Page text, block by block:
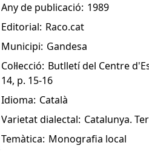
Any de publicació: 1989
Editorial: Raco.cat
Municipi: Gandesa
Col·lecció: Butlletí del Centre
14, p. 15-16
Idioma: Català
Varietat dialectal: Catalunya.
Temàtica: Monografia local